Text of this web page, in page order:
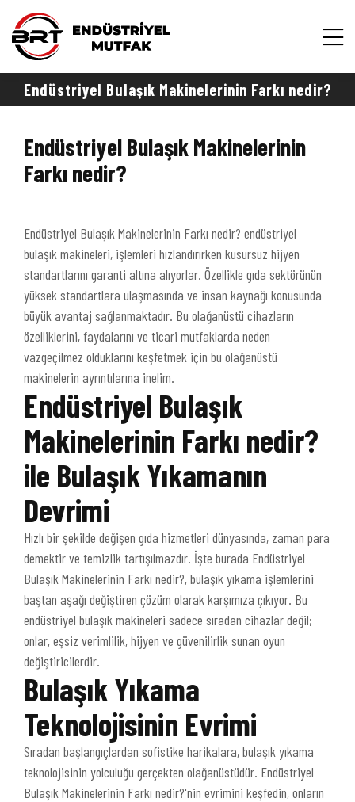
Endüstriyel Bulaşık Makinelerinin Farkı nedir?
Endüstriyel Bulaşık Makinelerinin
Farkı nedir?
Endüstriyel Bulaşık Makinelerinin Farkı nedir? endüstriyel
bulaşık makineleri, işlemleri hızlandırırken kusursuz hijyen
standartlarını garanti altına alıyorlar. Özellikle gıda sektörünün
yüksek standartlara ulaşmasında ve insan kaynağı konusunda
büyük avantaj sağlanmaktadır. Bu olağanüstü cihazların
özelliklerini, faydalarını ve ticari mutfaklarda neden
vazgeçilmez olduklarını keşfetmek için bu olağanüstü
makinelerin ayrıntılarına inelim.
Endüstriyel Bulaşık
Makinelerinin Farkı nedir?
ile Bulaşık Yıkamanın
Devrimi
Hızlı bir şekilde değişen gıda hizmetleri dünyasında, zaman para
demektir ve temizlik tartışılmazdır. İşte burada Endüstriyel
Bulaşık Makinelerinin Farkı nedir?, bulaşık yıkama işlemlerini
baştan aşağı değiştiren çözüm olarak karşımıza çıkıyor. Bu
endüstriyel bulaşık makineleri sadece sıradan cihazlar değil;
onlar, eşsiz verimlilik, hijyen ve güvenilirlik sunan oyun
değiştiricilerdir.
Bulaşık Yıkama
Teknolojisinin Evrimi
Sıradan başlangıçlardan sofistike harikalara, bulaşık yıkama
teknolojisinin yolculuğu gerçekten olağanüstüdür. Endüstriyel
Bulaşık Makinelerinin Farkı nedir?'nin evrimini keşfedin, onların